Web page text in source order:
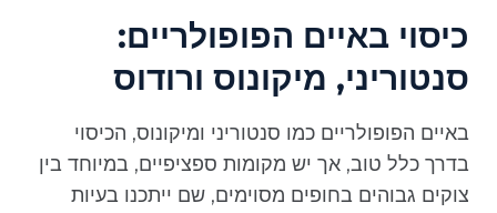
כיסוי באיים הפופולריים:
סנטוריני, מיקונוס ורודוס
באיים הפופולריים כמו סנטוריני ומיקונוס, הכיסוי
בדרך כלל טוב, אך יש מקומות ספציפיים, במיוחד בין
צוקים גבוהים בחופים מסוימים, שם ייתכנו בעיות